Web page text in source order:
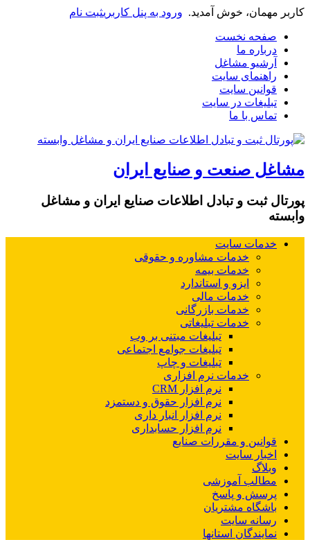
کاربر مهمان، خوش آمدید. ورود به پنل کاربریثبت نام
صفحه نخست
درباره ما
آرشیو مشاغل
راهنمای سایت
قوانین سایت
تبلیغات در سایت
تماس با ما
مشاغل صنعت و صنایع ایران
پورتال ثبت و تبادل اطلاعات صنایع ایران و مشاغل
وابسته
خدمات سایت
خدمات مشاوره و حقوقی
خدمات بیمه
ایزو و استاندارد
خدمات مالی
خدمات بازرگانی
خدمات تبلیغاتی
تبلیغات مبتنی بر وب
تبلیغات جوامع اجتماعی
تبلیغات و چاپ
خدمات نرم افزاری
نرم افزار CRM
نرم افزار حقوق و دستمزد
نرم افزار انبار داری
نرم افزار حسابداری
قوانین و مقررات صنایع
اخبار سایت
وبلاگ
مطالب آموزشی
پرسش و پاسخ
باشگاه مشتریان
رسانه سایت
نمایندگان استانها